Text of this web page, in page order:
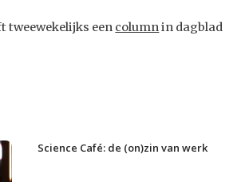
Contact
tweewekelijks een columnin dagblad
Science Café: de (on)zin van werk